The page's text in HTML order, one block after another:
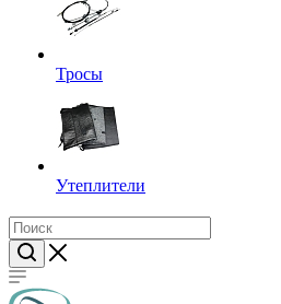
Тросы
Утеплители